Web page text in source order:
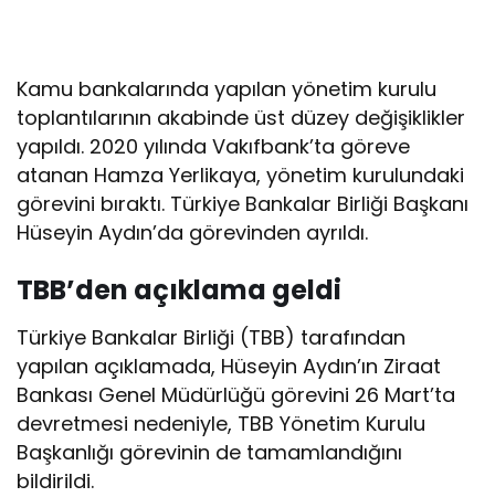
Kamu bankalarında yapılan yönetim kurulu
toplantılarının akabinde üst düzey değişiklikler
yapıldı. 2020 yılında Vakıfbank’ta göreve
atanan Hamza Yerlikaya, yönetim kurulundaki
görevini bıraktı. Türkiye Bankalar Birliği Başkanı
Hüseyin Aydın’da görevinden ayrıldı.
TBB’den açıklama geldi
Türkiye Bankalar Birliği (TBB) tarafından
yapılan açıklamada, Hüseyin Aydın’ın Ziraat
Bankası Genel Müdürlüğü görevini 26 Mart’ta
devretmesi nedeniyle, TBB Yönetim Kurulu
Başkanlığı görevinin de tamamlandığını
bildirildi.